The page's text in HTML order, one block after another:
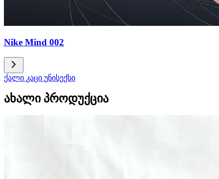
Nike Mind 002
ქალი კაცი უნისექსი
ახალი პროდუქცია